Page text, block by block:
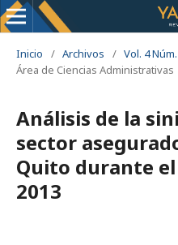
Inicio / Archivos / Vol. 4
Área de Ciencias Administrativas
Análisis de la
sector
Quito durante
2013